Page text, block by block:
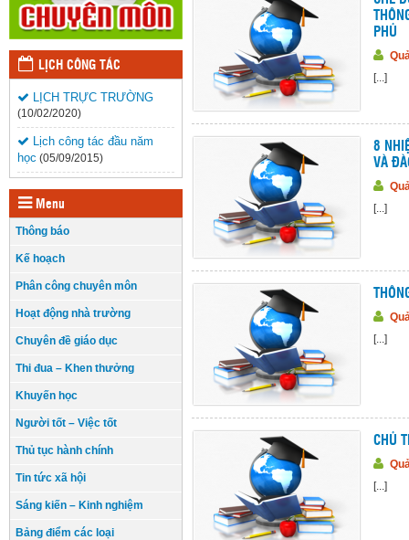
LỊCH CÔNG TÁC
LỊCH TRỰC TRƯỜNG
(10/02/2020)
Lịch công tác đầu năm
học (05/09/2015)
Menu
Thông báo
Kế hoạch
Phân công chuyên môn
Hoạt động nhà trường
Chuyên đề giáo dục
Thi đua – Khen thưởng
Khuyến học
Người tốt – Việc tốt
Thủ tục hành chính
Tin tức xã hội
Sáng kiến – Kinh nghiệm
Bảng điểm các loại
PHỦ
[...]
8
VÀ
[...]
[...]
CHỦ
[...]